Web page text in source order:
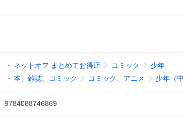
ネットオフ まとめてお得店 コミック
少年
本、雑誌、コミック
コミック、アニメ 少年（
9784088746869